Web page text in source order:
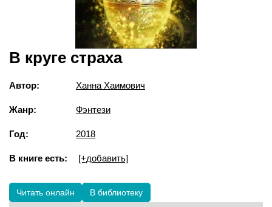
В круге страха
Автор: Ханна Хаимович
Жанр: Фэнтези
Год: 2018
В книге есть: [+добавить]
Читать онлайн В библиотеку